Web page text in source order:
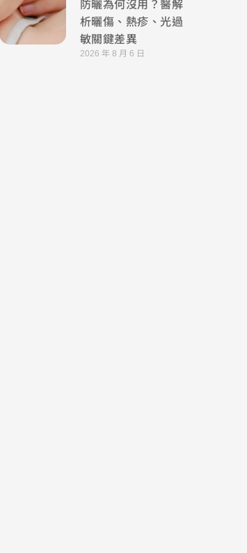
防曬為何沒用？醫解
析曬傷、熱疹、光過
敏關鍵差異
2026 年 8 月 6 日